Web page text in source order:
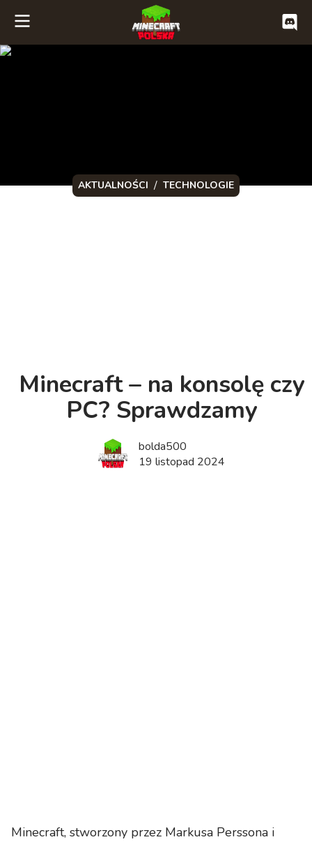
AKTUALNOŚCI / TECHNOLOGIE
Minecraft – na konsolę czy
PC? Sprawdzamy
bolda500
19 listopad 2024
Minecraft, stworzony przez Markusa Perssona i